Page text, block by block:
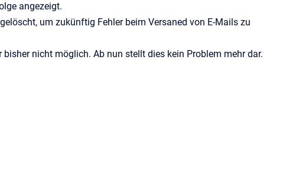
angezeigt.
um zukünftig Fehler beim Versaned von E-Mails zu
nicht möglich. Ab nun stellt dies kein Problem mehr dar.